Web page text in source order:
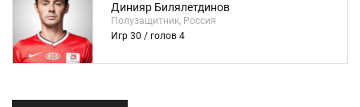
Динияр Билялетдинов
Полузащитник, Россия
Игр 30 / голов 4